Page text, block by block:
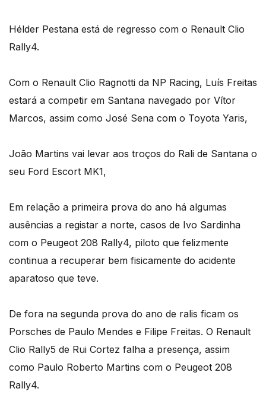
Hélder Pestana está de regresso com o Renault Clio
Rally4.
Com o Renault Clio Ragnotti da NP Racing, Luís Freitas
estará a competir em Santana navegado por Vítor
Marcos, assim como José Sena com o Toyota Yaris,
João Martins vai levar aos troços do Rali de Santana o
seu Ford Escort MK1,
Em relação a primeira prova do ano há algumas
ausências a registar a norte, casos de Ivo Sardinha
com o Peugeot 208 Rally4, piloto que felizmente
continua a recuperar bem fisicamente do acidente
aparatoso que teve.
De fora na segunda prova do ano de ralis ficam os
Porsches de Paulo Mendes e Filipe Freitas. O Renault
Clio Rally5 de Rui Cortez falha a presença, assim
como Paulo Roberto Martins com o Peugeot 208
Rally4.